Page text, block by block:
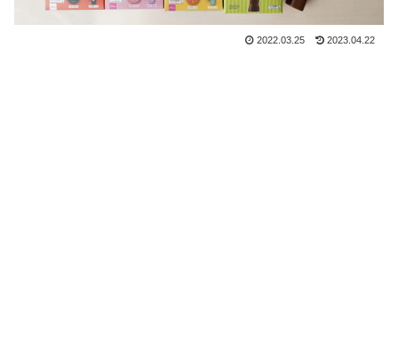
2022.03.25 2023.04.22